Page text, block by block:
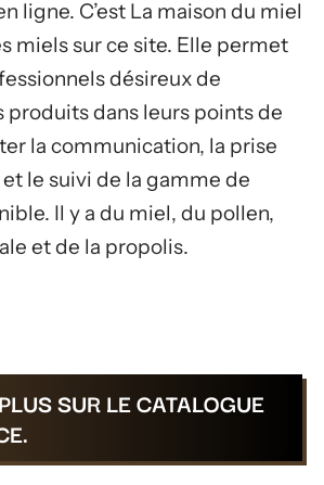
ligne. C’est La maison du miel
miels sur ce site. Elle permet
désireux de
dans leurs points de
la communication, la prise
le suivi de la gamme de
Il y a du miel, du pollen,
et de la propolis.
SUR LE CATALOGUE